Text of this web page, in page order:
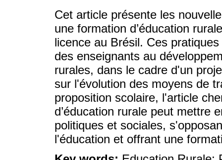
Cet article présente les
une formation d’éducation
licence au Brésil. Ces
des enseignants au
rurales, dans le cadre d'un
sur l'évolution des moyens de
proposition scolaire, l'article
d’éducation rurale peut mettre
politiques et sociales,
l'éducation et offrant une